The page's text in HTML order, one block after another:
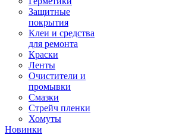
Защитные
покрытия
Клеи и средства
для ремонта
Краски
Ленты
Очистители и
промывки
Смазки
Стрейч пленки
Хомуты
Новинки